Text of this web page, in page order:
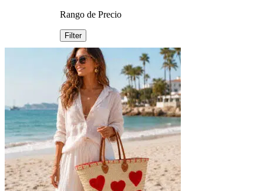
Rango de Precio
Filter